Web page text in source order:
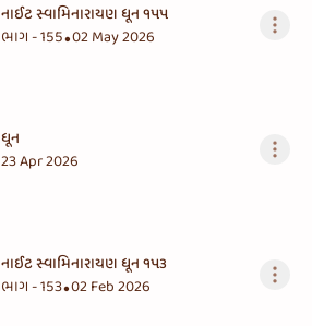
નાઈટ સ્વામિનારાયણ ધૂન ૧૫૫
ભાગ - 155•02 May 2026
ધૂન
23 Apr 2026
નાઈટ સ્વામિનારાયણ ધૂન ૧૫૩
ભાગ - 153•02 Feb 2026